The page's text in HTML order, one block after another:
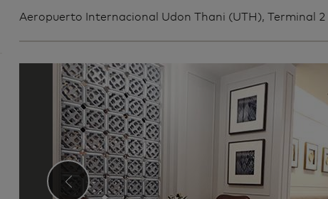
Aeropuerto Internacional Udon Thani (UTH), Terminal 2
‹